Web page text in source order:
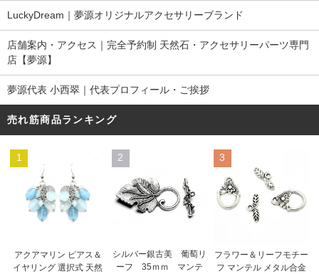
LuckyDream｜夢源オリジナルアクセサリーブランド
店舗案内・アクセス｜完全予約制 天然石・アクセサリーパーツ専門
店【夢源】
夢源代表 小西翠｜代表プロフィール・ご挨拶
売れ筋商品ランキング
1
アクアマリン ピアス＆
イヤリング 選択式 天然
2
シルバー銀古美 葡萄リ
ーフ 35ｍｍ マンテ
3
フラワー＆リーフモチー
フ マンテル メタル合金